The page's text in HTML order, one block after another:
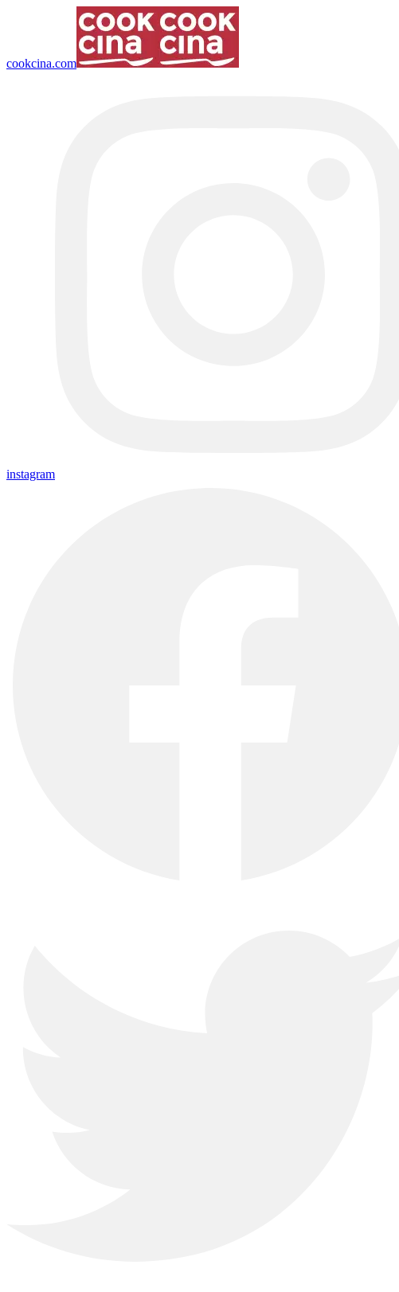
cookcina.com
instagram